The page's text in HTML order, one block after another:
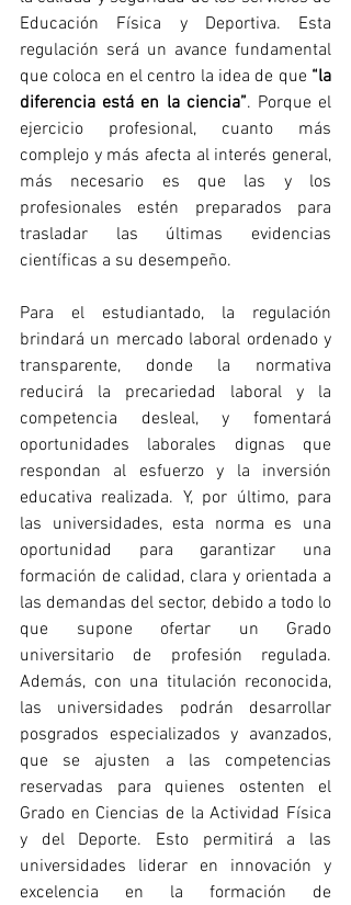
Educación Física y Deportiva. Esta
regulación será un avance fundamental
que coloca en el centro la idea de que “la
diferencia está en la ciencia”. Porque el
ejercicio profesional, cuanto más
complejo y más afecta al interés general,
más necesario es que las y los
profesionales estén preparados para
trasladar las últimas evidencias
científicas a su desempeño.
Para el estudiantado, la regulación
brindará un mercado laboral ordenado y
transparente, donde la normativa
reducirá la precariedad laboral y la
competencia desleal, y fomentará
oportunidades laborales dignas que
respondan al esfuerzo y la inversión
educativa realizada. Y, por último, para
las universidades, esta norma es una
oportunidad para garantizar una
formación de calidad, clara y orientada a
las demandas del sector, debido a todo lo
que supone ofertar un Grado
universitario de profesión regulada.
Además, con una titulación reconocida,
las universidades podrán desarrollar
posgrados especializados y avanzados,
que se ajusten a las competencias
reservadas para quienes ostenten el
Grado en Ciencias de la Actividad Física
y del Deporte. Esto permitirá a las
universidades liderar en innovación y
excelencia en la formación de